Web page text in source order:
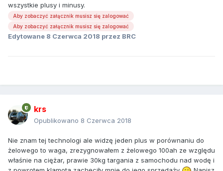
wszystkie plusy i minusy.
Aby zobaczyć załącznik musisz się zalogować
Aby zobaczyć załącznik musisz się zalogować
Edytowane 8 Czerwca 2018 przez BRC
krs
Opublikowano 8 Czerwca 2018
Nie znam tej technologi ale widzę jeden plus w porównaniu do
żelowego to waga, zrezygnowałem z żelowego 100ah ze względu
właśnie na ciężar, prawie 30kg targania z samochodu nad wodę i